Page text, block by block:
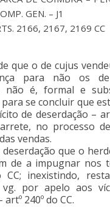
GEN. – J1
2166, 2167, 2169 CC
que o de cujus
para não os
não é, formal e
se concluir que
de deserdação –
no processo
vendas.
deserdação que o
de a impugnar nos
CC; inexistindo,
vg. por apelo aos
240º do CC.